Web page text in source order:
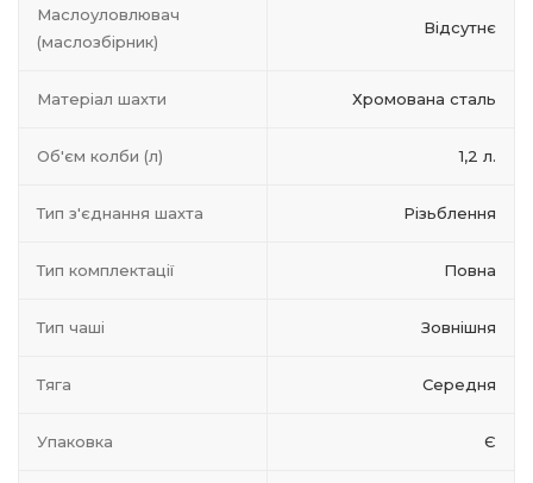
Маслоуловлювач
(маслозбірник)
Відсутнє
Матеріал шахти Хромована сталь
Об'єм колби (л) 1,2 л.
Тип з'єднання шахта Різьблення
Тип комплектації Повна
Тип чаші Зовнішня
Тяга Середня
Упаковка Є